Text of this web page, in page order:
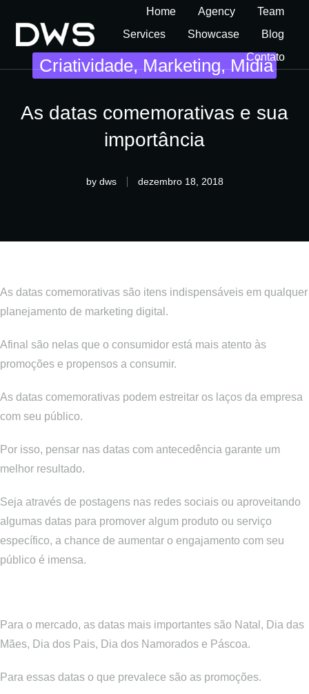
Home Agency
Team
Services
Showcase
Blog
Contato
Criatividade,Marketing,Midia
As datas comemorativas e sua
importância
bydws dezembro 18, 2018
As datas comemorativas são itens indispensáveis em qualquer
planejamento de marketing digital.
Afinal são nelas que o consumidor está mais atento às
promoções e propensos a consumir.
As datas comemorativas podem estreitar os laços da empresa
com seu público.
Por isso, pensar nas datas com antecedência garante um
melhor resultado.
Seja através de postagens nas redes sociais ou aproveitando
algumas datas para promover algum produto ou serviço
específico, a chance de aumentar o engajamento com seu
público é imensa.
Para o mercado, as datas mais importantes são Natal, Dia das
Mães, Dia dos Pais, Dia dos Namorados e Páscoa.
Para essas datas o que prevalece são as promoções.